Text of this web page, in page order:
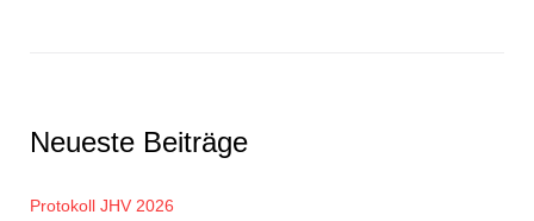
Neueste Beiträge
Protokoll JHV 2026